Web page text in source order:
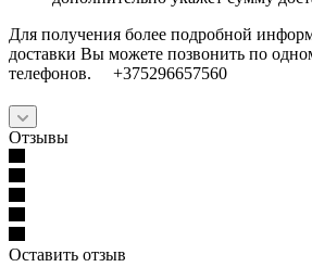
Для получения более подробной
доставки Вы можете позвонить по
телефонов. +375296657560
Отзывы
Оставить отзыв